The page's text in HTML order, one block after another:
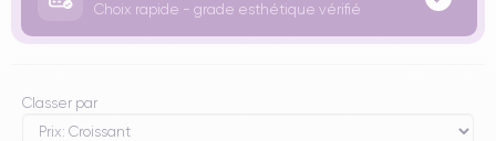
Choix rapide - grade esthétique vérifié
Classer par